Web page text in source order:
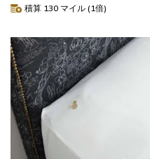
積算 130 マイル (1倍)